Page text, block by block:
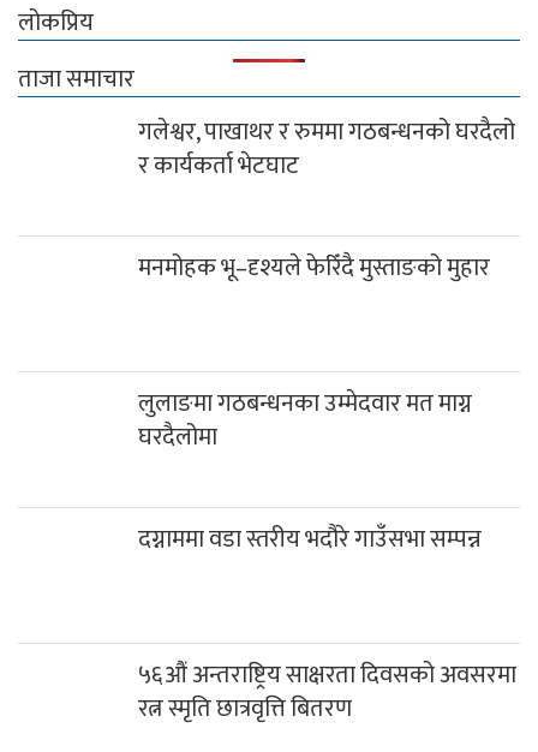
लोकप्रिय
ताजा समाचार
गलेश्वर, पाखाथर र रुममा गठबन्धनको घरदैलो
र कार्यकर्ता भेटघाट
मनमोहक भू–दृश्यले फेरिँदै मुस्ताङको मुहार
लुलाङमा गठबन्धनका उम्मेदवार मत माग्न
घरदैलोमा
दग्नाममा वडा स्तरीय भदौरे गाउँसभा सम्पन्न
५६औं अन्तराष्ट्रिय साक्षरता दिवसको अवसरमा
रत्न स्मृति छात्रवृत्ति बितरण